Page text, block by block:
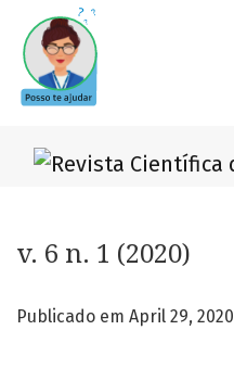
v. 6 n. 1 (2020)
Publicado em April 29, 2020